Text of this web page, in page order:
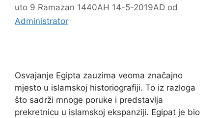
uto 9 Ramazan 1440AH 14-5-2019AD od
Administrator
Osvajanje Egipta zauzima veoma značajno
mjesto u islamskoj historiografiji. To iz razloga
što sadrži mnoge poruke i predstavlja
prekretnicu u islamskoj ekspanziji. Egipat je bio